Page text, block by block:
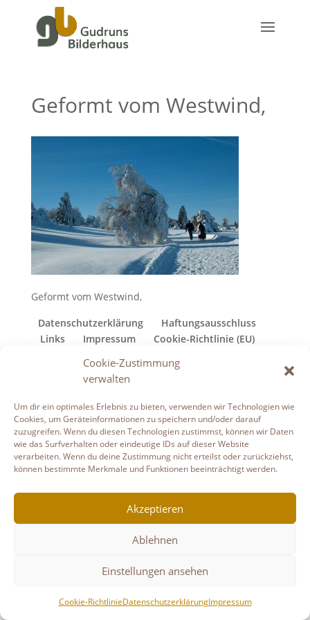
Cookie-Zustimmung
verwalten
Um dir ein optimales Erlebnis zu bieten, verwenden wir Technologien wie
Cookies, um Geräteinformationen zu speichern und/oder darauf
zuzugreifen. Wenn du diesen Technologien zustimmst, können wir Daten
wie das Surfverhalten oder eindeutige IDs auf dieser Website
verarbeiten. Wenn du deine Zustimmung nicht erteilst oder zurückziehst,
können bestimmte Merkmale und Funktionen beeinträchtigt werden.
Akzeptieren
Ablehnen
Einstellungen ansehen
Cookie-RichtlinieDatenschutzerklärungImpressum
Geformt vom Westwind,
Geformt vom Westwind,
Datenschutzerklärung
Haftungsausschluss
Links
Impressum
Cookie-Richtlinie (EU)
Copyright © Gudruns Bilderhaus